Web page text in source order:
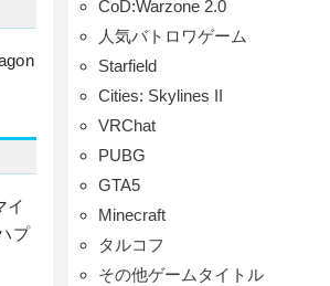
イ
プ
CoD:Warzone 2.0
人気バトロワゲーム
Starfield
Cities: Skylines II
VRChat
PUBG
GTA5
Minecraft
タルコフ
その他ゲームタイトル